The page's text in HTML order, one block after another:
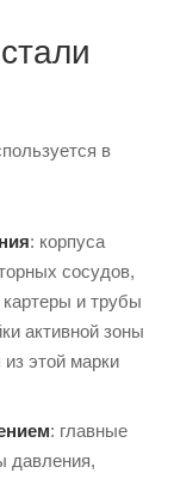
в
: корпуса
сосудов,
и трубы
активной зоны
этой марки
: главные
давления,